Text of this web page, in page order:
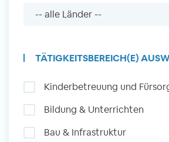
und Sozial
TÄTIGKEITSBEREICH(E)
Kinderbetreuung und
Bildung & Unterrichten
Bau & Infrastruktur